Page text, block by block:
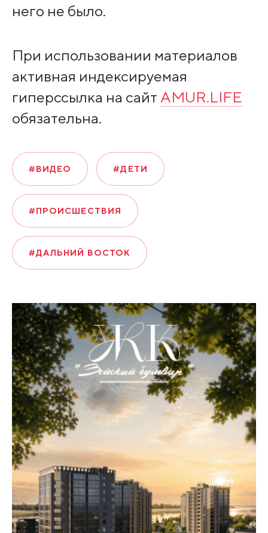
него не было.
При использовании материалов
активная индексируемая
гиперссылка на сайт AMUR.LIFE
обязательна.
#ВИДЕО #ДЕТИ
#ПРОИСШЕСТВИЯ
#ДАЛЬНИЙ ВОСТОК